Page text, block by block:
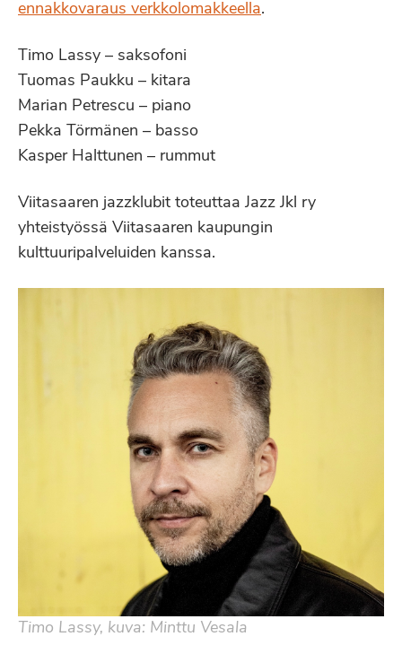
ennakkovaraus verkkolomakkeella.
Timo Lassy – saksofoni
Tuomas Paukku – kitara
Marian Petrescu – piano
Pekka Törmänen – basso
Kasper Halttunen – rummut
Viitasaaren jazzklubit toteuttaa Jazz Jkl ry
yhteistyössä Viitasaaren kaupungin
kulttuuripalveluiden kanssa.
Timo Lassy, kuva: Minttu Vesala